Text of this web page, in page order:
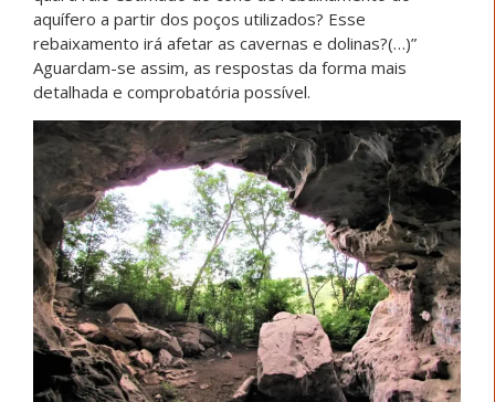
aquífero a partir dos poços utilizados? Esse
rebaixamento irá afetar as cavernas e dolinas?(…)”
Aguardam-se assim, as respostas da forma mais
detalhada e comprobatória possível.